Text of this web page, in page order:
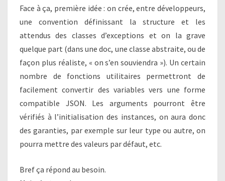
Face à ça, première idée : on crée, entre développeurs,
une convention définissant la structure et les
attendus des classes d’exceptions et on la grave
quelque part (dans une doc, une classe abstraite, ou de
façon plus réaliste, « on s’en souviendra »). Un certain
nombre de fonctions utilitaires permettront de
facilement convertir des variables vers une forme
compatible JSON. Les arguments pourront être
vérifiés à l’initialisation des instances, on aura donc
des garanties, par exemple sur leur type ou autre, on
pourra mettre des valeurs par défaut, etc.
Bref ça répond au besoin.